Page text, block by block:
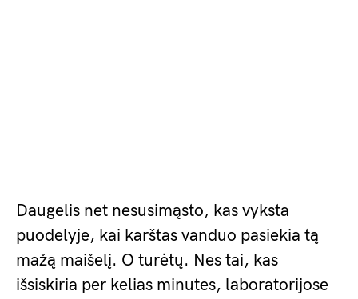
Daugelis net nesusimąsto, kas vyksta
puodelyje, kai karštas vanduo pasiekia tą
mažą maišelį. O turėtų. Nes tai, kas
išsiskiria per kelias minutes, laboratorijose